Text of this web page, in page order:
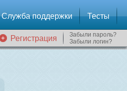
Служба поддержки Тесты
Регистрация
Забыли пароль?
Забыли логин?